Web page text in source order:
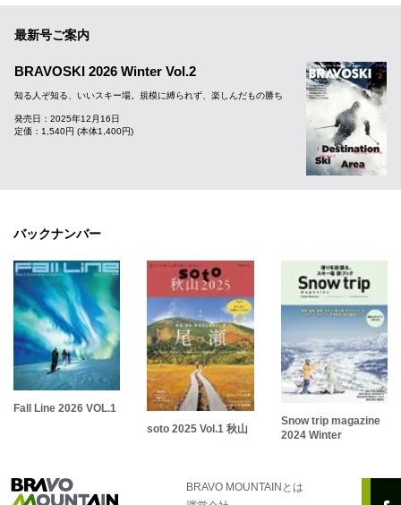
最新号ご案内
BRAVOSKI 2026 Winter Vol.2
知る人ぞ知る、いいスキー場。規模に縛られず、楽しんだもの勝ち
発売日：2025年12月16日
定価：1,540円 (本体1,400円)
バックナンバー
Fall Line 2026 VOL.1
soto 2025 Vol.1 秋山
Snow trip magazine
2024 Winter
BRAVO MOUNTAINとは